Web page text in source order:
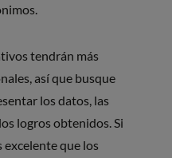
tendrán más
así que busque
los datos, las
logros obtenidos. Si
excelente que los